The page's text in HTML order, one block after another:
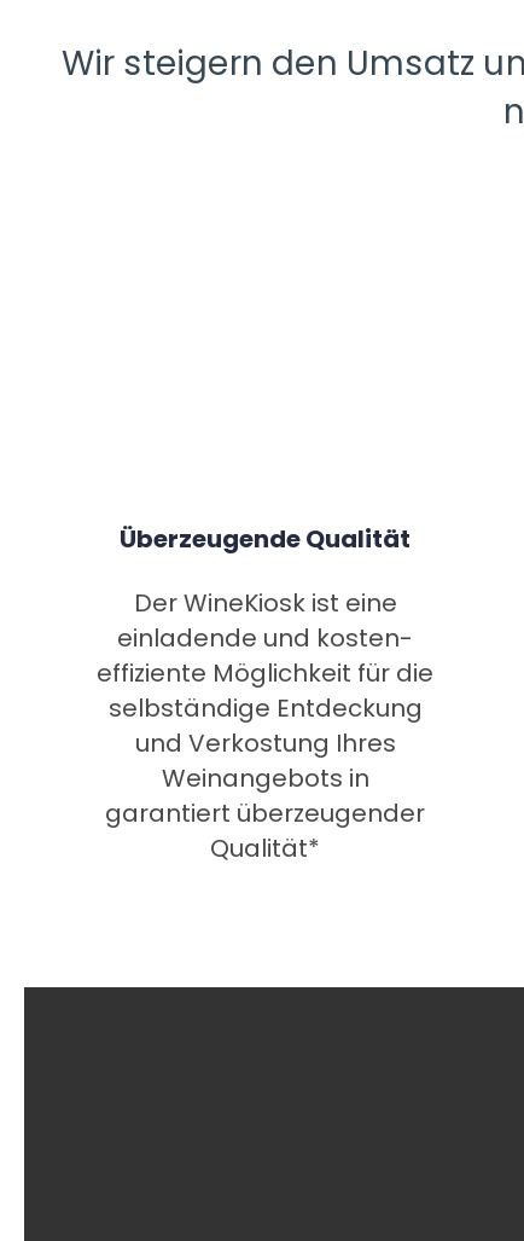
Wir steigern den Umsatz
Überzeugende Qualität
Der WineKiosk ist eine
einladende und kosten-
effiziente Möglichkeit für die
selbständige Entdeckung
und Verkostung Ihres
Weinangebots in
garantiert überzeugender
Qualität*